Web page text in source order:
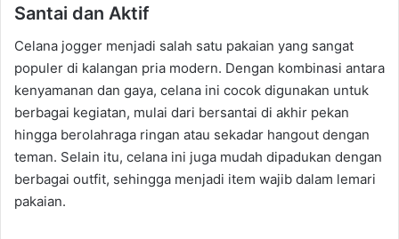
Santai dan Aktif
Celana jogger menjadi salah satu pakaian yang sangat
populer di kalangan pria modern. Dengan kombinasi antara
kenyamanan dan gaya, celana ini cocok digunakan untuk
berbagai kegiatan, mulai dari bersantai di akhir pekan
hingga berolahraga ringan atau sekadar hangout dengan
teman. Selain itu, celana ini juga mudah dipadukan dengan
berbagai outfit, sehingga menjadi item wajib dalam lemari
pakaian.